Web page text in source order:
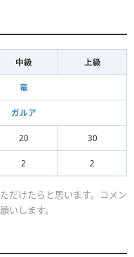
中級 上級
竜
ガルア
20 30
2 2
だけたらと思います。コメン
いします。